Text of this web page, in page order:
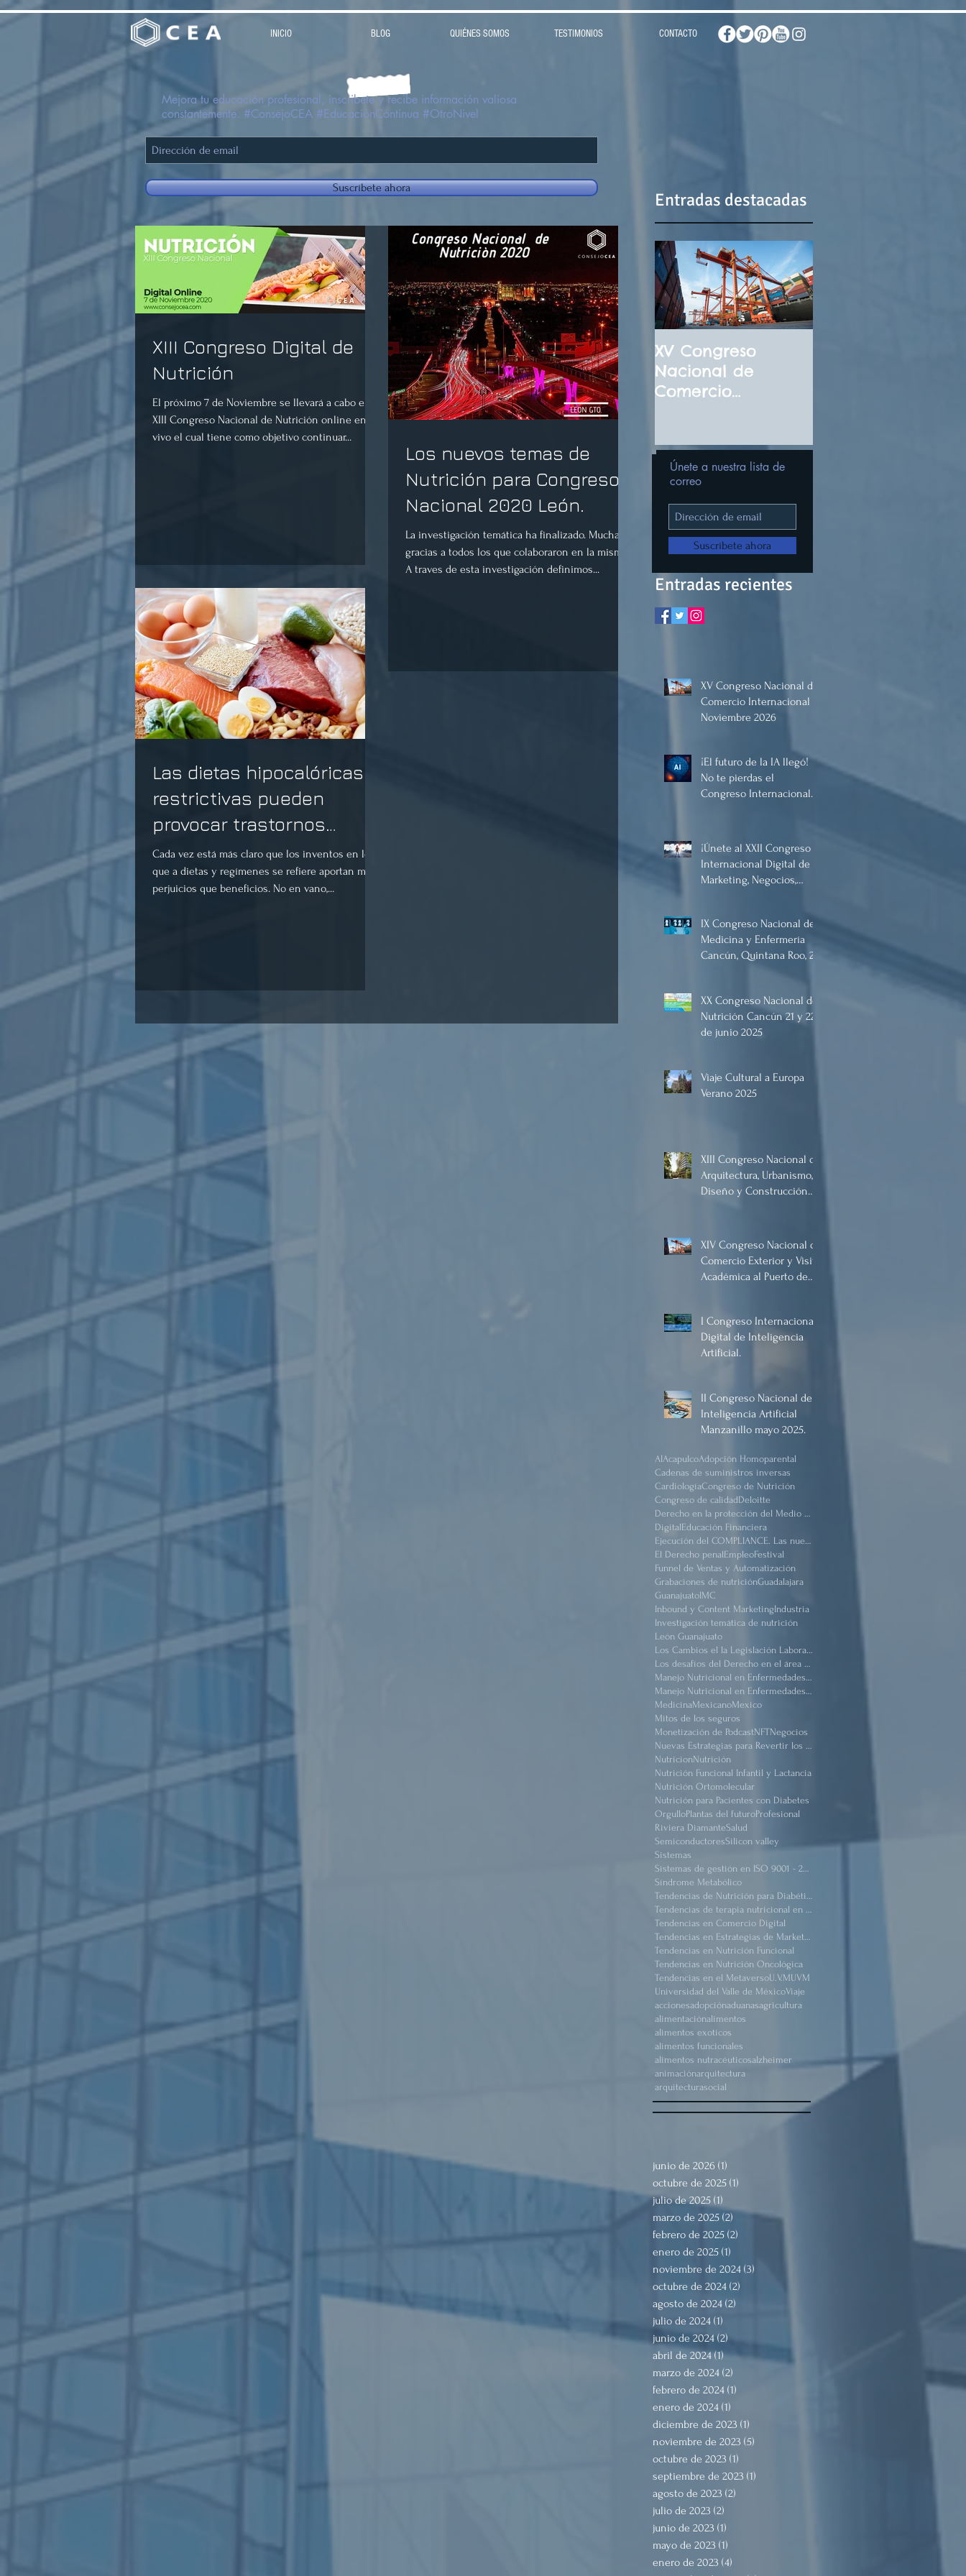
INICIO BLOG QUIÉNES SOMOS TESTIMONIOS CONTACTO
Mejora tu educación profesional, inscribete y recibe información valiosa
constantemente. #ConsejoCEA #EducaciónContinua #OtroNivel
Suscríbete ahora
Entradas destacadas
XIII Congreso Digital de
Nutrición
El próximo 7 de Noviembre se llevará a cabo el
XIII Congreso Nacional de Nutrición online en
vivo el cual tiene como objetivo continuar...
Los nuevos temas de
Nutrición para Congreso
Nacional 2020 León.
La investigación temática ha finalizado. Muchas
gracias a todos los que colaboraron en la misma.
A traves de esta investigación definimos...
Las dietas hipocalóricas o
restrictivas pueden
provocar trastornos
alimenticios
Cada vez está más claro que los inventos en lo
que a dietas y regímenes se refiere aportan más
perjuicios que beneficios. No en vano,...
XV Congreso
Nacional de
Comercio
Únete a nuestra lista de
correo
Suscríbete ahora
Entradas recientes
XV Congreso Nacional de
Comercio Internacional
Noviembre 2026
¡El futuro de la IA llegó!
No te pierdas el
Congreso Internacional
¡Únete al XXII Congreso
Internacional Digital de
Marketing, Negocios,
2025, de forma virtual!
IX Congreso Nacional de
Medicina y Enfermería
Cancún, Quintana Roo, 21
XX Congreso Nacional de
Nutrición Cancún 21 y 22
de junio 2025
Viaje Cultural a Europa
Verano 2025
XIII Congreso Nacional de
Arquitectura, Urbanismo,
Diseño y Construcción
XIV Congreso Nacional de
Comercio Exterior y Visita
Académica al Puerto de
I Congreso Internacional
Digital de Inteligencia
Artificial.
II Congreso Nacional de
Inteligencia Artificial
Manzanillo mayo 2025.
AIAcapulcoAdopción Homoparental
Cadenas de suministros inversas
CardiologíaCongreso de Nutrición
Congreso de calidadDeloitte
DigitalEducación Financiera
El Derecho penalEmpleoFestival
Funnel de Ventas y Automatización
Grabaciones de nutriciónGuadalajara
GuanajuatoIMC
Inbound y Content MarketingIndustria
Investigación temática de nutrición
León Guanajuato
MedicinaMexicanoMexico
Mitos de los seguros
Monetización de PodcastNFTNegocios
NutricionNutrición
Nutrición Funcional Infantil y Lactancia
Nutrición Ortomolecular
Nutrición para Pacientes con Diabetes
OrgulloPlantas del futuroProfesional
Riviera DiamanteSalud
SemiconductoresSilicon valley
Sistemas
Síndrome Metabólico
Tendencias en Comercio Digital
Tendencias en Nutrición Funcional
Tendencias en Nutrición Oncológica
Tendencias en el MetaversoU.V.MUVM
Universidad del Valle de MéxicoViaje
accionesadopciónaduanasagricultura
alimentaciónalimentos
alimentos exoticos
alimentos funcionales
alimentos nutracéuticosalzheimer
animaciónarquitectura
arquitecturasocial
junio de 2026 (1)
octubre de 2025 (1)
julio de 2025 (1)
marzo de 2025 (2) 2 entradas
febrero de 2025 (2)
enero de 2025 (1)
noviembre de 2024 (3)
octubre de 2024 (2)
agosto de 2024 (2)
julio de 2024 (1)
junio de 2024 (2)2 entradas
abril de 2024 (1)1 entrada
marzo de 2024 (2)
febrero de 2024 (1)
enero de 2024 (1)
diciembre de 2023 (1)
noviembre de 2023 (5)
octubre de 2023 (1)
septiembre de 2023 (1)
agosto de 2023 (2)
julio de 2023 (2)
junio de 2023 (1)
mayo de 2023 (1)
enero de 2023 (4)